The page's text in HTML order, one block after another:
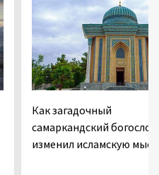
Как загадочный
самаркандский богослов
изменил исламскую